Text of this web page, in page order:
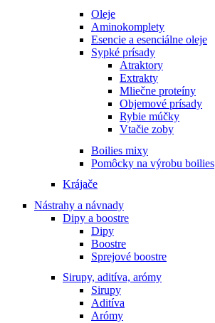
Oleje
Aminokomplety
Esencie a esenciálne oleje
Sypké prísady
Atraktory
Extrakty
Mliečne proteíny
Objemové prísady
Rybie múčky
Vtačie zoby
Boilies mixy
Pomôcky na výrobu boilies
Krájače
Nástrahy a návnady
Dipy a boostre
Dipy
Boostre
Sprejové boostre
Sirupy, aditíva, arómy
Sirupy
Aditíva
Arómy